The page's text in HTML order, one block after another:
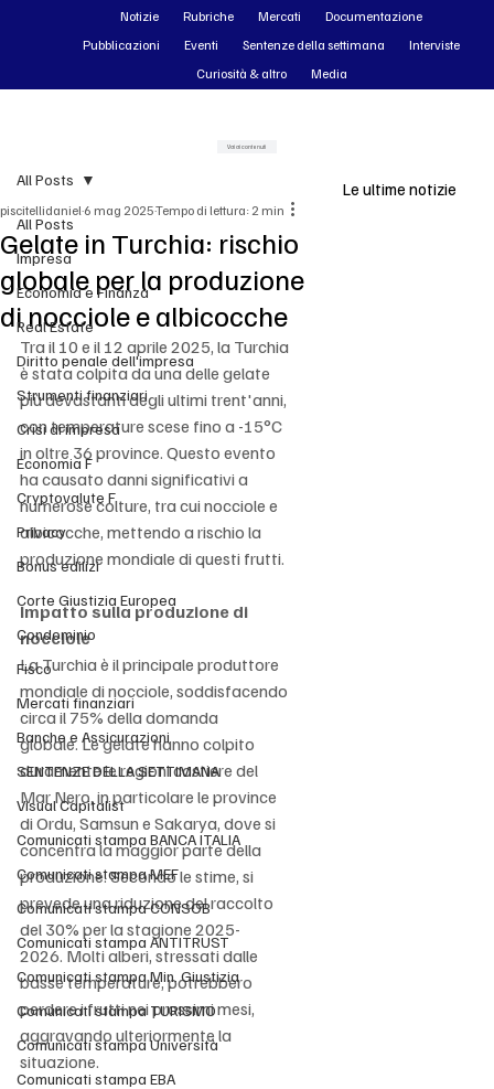
All Posts
Impresa
Economia e Finanza
Real Estate
Diritto penale dell'impresa
Strumenti finanziari
Crisi di impresa
Economia F
Cryptovalute F
Privacy
Bonus edilizi
Corte Giustizia Europea
Condominio
Fisco
Mercati finanziari
Banche e Assicurazioni
SENTENZE DELLA SETTIMANA
Visual Capitalist
Comunicati stampa BANCA ITALIA
Comunicati stampa MEF
Comunicati stampa CONSOB
Comunicati stampa ANTITRUST
Comunicati stampa Min. Giustizia
Comunicati stampa TURISMO
Comunicati stampa Università
Comunicati stampa EBA
All Posts
Gelate in Turchia: rischio
globale per la produzione
di nocciole e albicocche
piscitellidaniel 6 mag 2025Tempo di lettura: 2 min
Tra il 10 e il 12 aprile 2025, la Turchia
è stata colpita da una delle gelate
più devastanti degli ultimi trent'anni,
con temperature scese fino a -15°C
in oltre 36 province. Questo evento
ha causato danni significativi a
numerose colture, tra cui nocciole e
albicocche, mettendo a rischio la
produzione mondiale di questi frutti.
Impatto sulla produzione di
nocciole
La Turchia è il principale produttore
mondiale di nocciole, soddisfacendo
circa il 75% della domanda
globale. Le gelate hanno colpito
duramente le regioni costiere del
Mar Nero, in particolare le province
di Ordu, Samsun e Sakarya, dove si
concentra la maggior parte della
produzione. Secondo le stime, si
prevede una riduzione del raccolto
del 30% per la stagione 2025-
2026. Molti alberi, stressati dalle
basse temperature, potrebbero
perdere i frutti nei prossimi mesi,
aggravando ulteriormente la
situazione.
Le ultime notizie
Notizie Rubriche Mercati
Documentazione
Pubblicazioni
Eventi Sentenze della settimana
Interviste
Curiosità & altro
Media
Vai ai contenuti